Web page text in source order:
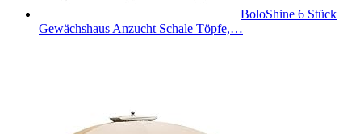
BoloShine 6 Stück
Gewächshaus Anzucht Schale Töpfe,…